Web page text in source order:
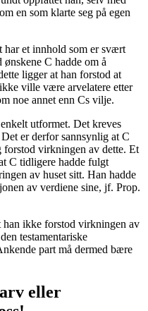
en som klarte seg på egen
har et innhold som er svært
C hadde om å
ligger at han forstod at
ville være arvelatere etter
noe annet enn Cs vilje.
utformet. Det kreves
er derfor sannsynlig at C
forstod virkningen av dette. Et
C tidligere hadde fulgt
av huset sitt. Han hadde
av verdiene sine, jf. Prop.
han ikke forstod virkningen av
testamentariske
part må dermed bære
eller